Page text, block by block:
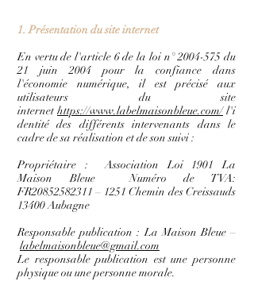
1. Présentation du site internet
En vertu de l'article 6 de la loi n°2004-575 du
21 juin 2004 pour la confiance dans
l'économie numérique, il est précisé aux
utilisateurs du site
internet https://www.labelmaisonbleue.com/l'i
dentité des différents intervenants dans le
cadre de sa réalisation et de son suivi :
Propriétaire : Association Loi 1901 La
Maison Bleue Numéro de TVA:
FR20852582311 – 1251 Chemin des Creissauds
13400 Aubagne
Responsable publication : La Maison Bleue –
labelmaisonbleue@gmail.com
Le responsable publication est une personne
physique ou une personne morale.